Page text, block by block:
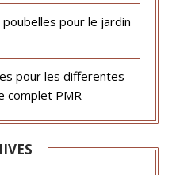
pour le jardin
pour les differentes
complet PMR